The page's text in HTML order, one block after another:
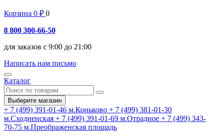
Корзина 0 ₽ 0
8 800 300-66-50
для заказов с 9:00 до 21:00
Написать нам письмо
Каталог
Выберите магазин
+ 7 (499) 391-01-46 м.Коньково + 7 (499) 381-01-30
м.Сходненская + 7 (499) 391-01-69 м.Отрадное + 7 (499) 343-
70-75 м.Преображенская площадь